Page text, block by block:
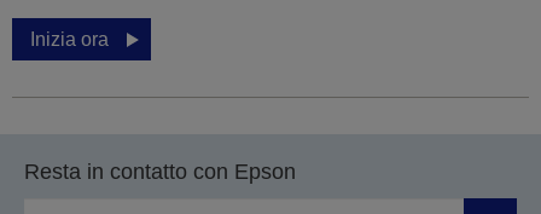
Inizia ora
Resta in contatto con Epson